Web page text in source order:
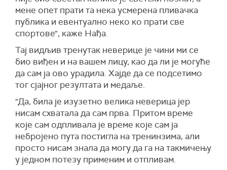
мене опет прати та нека усмерена пливачка
публика и евентуално неко ко прати све
спортове", каже Нађа.
Тај видљив тренутак неверице је чини ми се
био виђен и на вашем лицу, као да ли је могуће
да сам ја ово урадила. Хајде да се подсетимо
тог сјајног резултата и медаље.
"Да, била је изузетно велика неверица јер
нисам схватала да сам прва. Притом време
које сам одпливала је време које сам ја
небројено пута постигла на тренинзима, али
просто нисам знала да могу да га на такмичењу
у једном потезу применим и отпливам.